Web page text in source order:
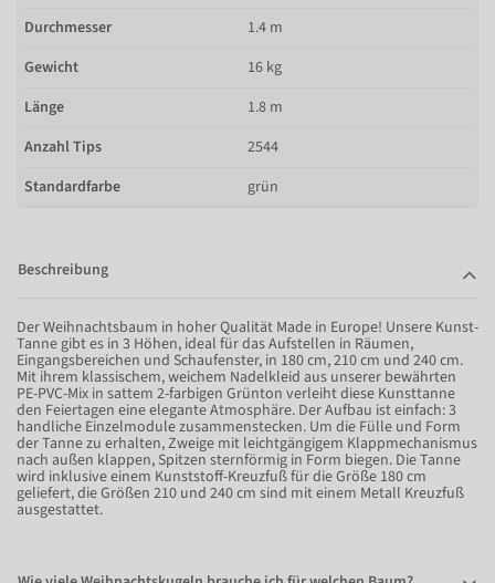
Durchmesser
1.4 m
Gewicht
16 kg
Länge
1.8 m
Anzahl Tips
2544
Standardfarbe
grün
Beschreibung
Der Weihnachtsbaum in hoher Qualität Made in Europe! Unsere Kunst-
Tanne gibt es in 3 Höhen, ideal für das Aufstellen in Räumen,
Eingangsbereichen und Schaufenster, in 180 cm, 210 cm und 240 cm.
Mit ihrem klassischem, weichem Nadelkleid aus unserer bewährten
PE-PVC-Mix in sattem 2-farbigen Grünton verleiht diese Kunsttanne
den Feiertagen eine elegante Atmosphäre. Der Aufbau ist einfach: 3
handliche Einzelmodule zusammenstecken. Um die Fülle und Form
der Tanne zu erhalten, Zweige mit leichtgängigem Klappmechanismus
nach außen klappen, Spitzen sternförmig in Form biegen. Die Tanne
wird inklusive einem Kunststoff-Kreuzfuß für die Größe 180 cm
geliefert, die Größen 210 und 240 cm sind mit einem Metall Kreuzfuß
ausgestattet.